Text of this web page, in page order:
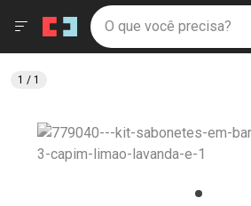
Drogaria São Paulo
Ir direto para a home
pela página
Ir direto para o conteúdo
Ir direto para a busca
Ir direto para a conta
Ir direto para a notificações
Ir direto para o carrinho
Ir direto para o menu
Faça a sua busca
O que você precisa?
Menu
1 / 1